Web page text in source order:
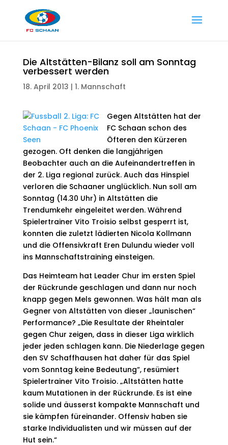
Die Altstätten-Bilanz soll am Sonntag
verbessert werden
18. April 2013 | 1. Mannschaft
Gegen Altstätten hat der
FC Schaan schon des
Öfteren den Kürzeren
gezogen. Oft denken die langjährigen
Beobachter auch an die Aufeinandertreffen in
der 2. Liga regional zurück. Auch das Hinspiel
verloren die Schaaner unglücklich. Nun soll am
Sonntag (14.30 Uhr) in Altstätten die
Trendumkehr eingeleitet werden. Während
Spielertrainer Vito Troisio selbst gesperrt ist,
konnten die zuletzt lädierten Nicola Kollmann
und die Offensivkraft Eren Dulundu wieder voll
ins Mannschaftstraining einsteigen.
Das Heimteam hat Leader Chur im ersten Spiel
der Rückrunde geschlagen und dann nur noch
knapp gegen Mels gewonnen. Was hält man als
Gegner von Altstätten von dieser „launischen“
Performance? „Die Resultate der Rheintaler
gegen Chur zeigen, dass in dieser Liga wirklich
jeder jeden schlagen kann. Die Niederlage gegen
den SV Schaffhausen hat daher für das Spiel
vom Sonntag keine Bedeutung“, resümiert
Spielertrainer Vito Troisio. „Altstätten hatte
kaum Mutationen in der Rückrunde. Es ist eine
solide und äusserst kompakte Mannschaft und
sie kämpfen füreinander. Offensiv haben sie
starke Individualisten und wir müssen auf der
Hut sein.“